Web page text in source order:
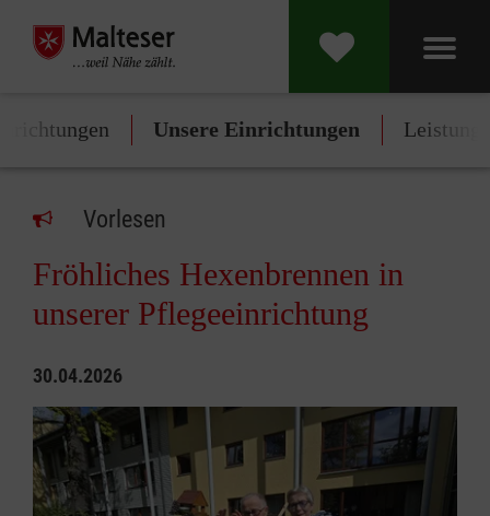
Unsere Einrichtungen
Vorlesen
Fröhliches Hexenbrennen in
unserer Pflegeeinrichtung
30.04.2026